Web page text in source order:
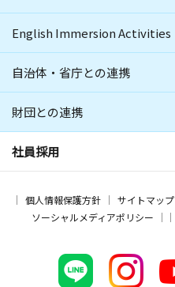
English Immersion Activities
自治体・省庁との連携
財団との連携
社員採用
個人情報保護方針 サイトマップ
ソーシャルメディアポリシー